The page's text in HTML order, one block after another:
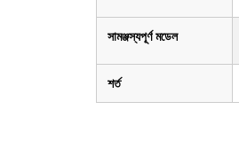
সামঞ্জস্যপূর্ণ মডেল
শর্ত